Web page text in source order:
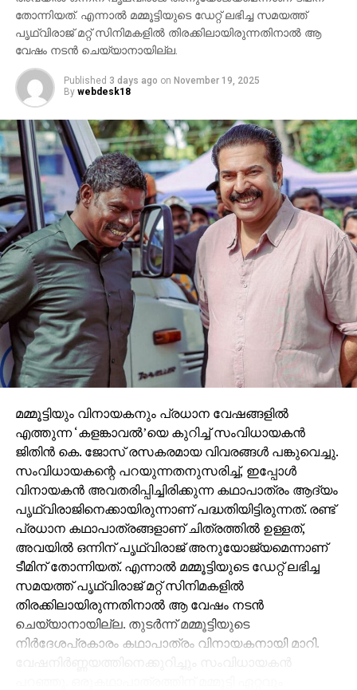
ചിത്രത്തെക്കാള്‍ വലിയ ചര്‍ച്ചയാകുന്നത്
സംവിധായകന്റെ പ്രസ്താവനയും അതിനുശേഷം
ഉയര്‍ന്ന പ്രതിഷേധങ്ങളുമാണ്.
തോന്നിയത്. എന്നാല്‍ മമ്മൂട്ടിയുടെ ഡേറ്റ് ലഭിച്ച സമയത്ത്
പൃഥ്വിരാജ് മറ്റ് സിനിമകളില്‍ തിരക്കിലായിരുന്നതിനാല്‍ ആ
വേഷം നടന്‍ ചെയ്യാനായില്ല.
Published 3 days ago on November 19, 2025
By webdesk18
മമ്മൂട്ടിയും വിനായകനും പ്രധാന വേഷങ്ങളില്‍
എത്തുന്ന ‘കളങ്കാവല്‍’യെ കുറിച്ച് സംവിധായകന്‍
ജിതിന്‍ കെ. ജോസ് രസകരമായ വിവരങ്ങള്‍ പങ്കുവെച്ചു.
സംവിധായകന്റെ പറയുന്നതനുസരിച്ച്, ഇപ്പോള്‍
വിനായകന്‍ അവതരിപ്പിച്ചിരിക്കുന്ന കഥാപാത്രം ആദ്യം
പൃഥ്വിരാജിനെക്കായിരുന്നാണ് പദ്ധതിയിട്ടിരുന്നത്. രണ്ട്
പ്രധാന കഥാപാത്രങ്ങളാണ് ചിത്രത്തില്‍ ഉള്ളത്,
അവയില്‍ ഒന്നിന് പൃഥ്വിരാജ് അനുയോജ്യമെന്നാണ്
ടീമിന് തോന്നിയത്. എന്നാല്‍ മമ്മൂട്ടിയുടെ ഡേറ്റ് ലഭിച്ച
സമയത്ത് പൃഥ്വിരാജ് മറ്റ് സിനിമകളില്‍
തിരക്കിലായിരുന്നതിനാല്‍ ആ വേഷം നടന്‍
ചെയ്യാനായില്ല. തുടര്‍ന്ന് മമ്മൂട്ടിയുടെ
നിര്‍ദേശപ്രകാരം കഥാപാത്രം വിനായകനായി മാറി.